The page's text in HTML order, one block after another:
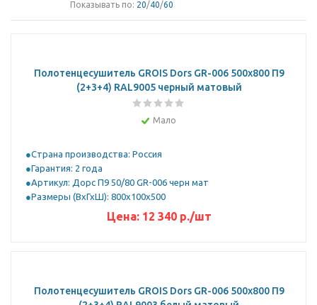
Показывать по: 20/40/60
Полотенцесушитель GROIS Dors GR-006 500х800 П9
(2+3+4) RAL9005 черный матовый
Мало
Страна производства: Россия
Гарантия: 2 года
Артикул: Дорс П9 50/80 GR-006 черн мат
Размеры (ВхГхШ): 800х100х500
Цена: 12 340р./шт
Полотенцесушитель GROIS Dors GR-006 500х800 П9